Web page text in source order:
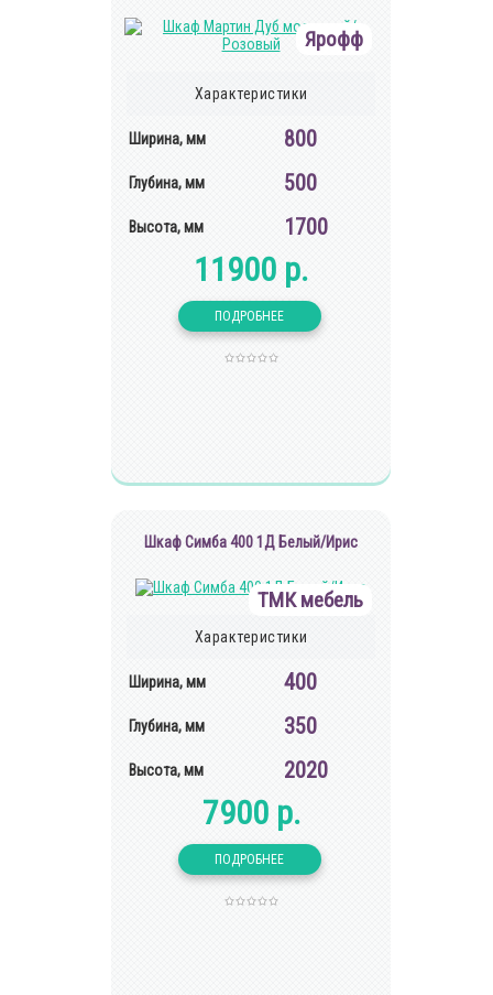
Ярофф
Характеристики
Ширина, мм 800
Глубина, мм 500
Высота, мм 1700
11900 р.
Шкаф Симба 400 1Д Белый/Ирис
ТМК мебель
Характеристики
Ширина, мм 400
Глубина, мм 350
Высота, мм 2020
7900 р.